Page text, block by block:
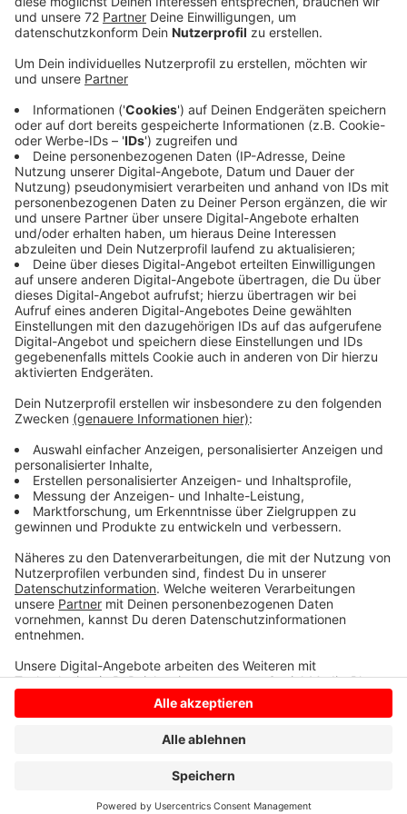
Das ist auch gut so, aber dennoch fordern die
Einschnitte Familien heraus. Die Caritas für den Kreis
bietet Gespräche an, damit es gar nicht erst zu einem
Lagerkoller kommt. Bislang haben wirklich viele
Menschen das Angebot genutzt. Heute zieht der
Caritasverband eine Bilanz der ersten Woche. In
kürzester Zeit mussten sich Eltern neu organisieren.
Dabei helfen klare Alltagsstrukturen und ein guter
Wechsel aus Arbeits- und Erholungszeiten. Das fordert
Alleinerziehende und Eltern in für den Alltag wichtigen
Berufen heraus. Es ist aber nötig, um entspannt zu
bleiben. Die Psychologen der Caritas geben Tipps, um
kleinen Kindern die Situation zu erklären, sie im Blick zu
behalten und zu beruhigen. Die Berater der Caritas
haben zwar alle persönlichen Angebote eingestampft,
oder per Mail unter www.caritas-coesfeld.de zu
erreichen.
Anzeige
Anzeige